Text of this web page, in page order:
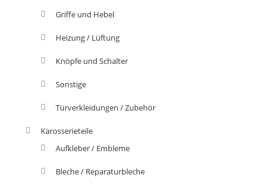
Griffe und Hebel
Heizung / Lüftung
Knöpfe und Schalter
Sonstige
Türverkleidungen / Zubehör
Karosserieteile
Aufkleber / Embleme
Bleche / Reparaturbleche